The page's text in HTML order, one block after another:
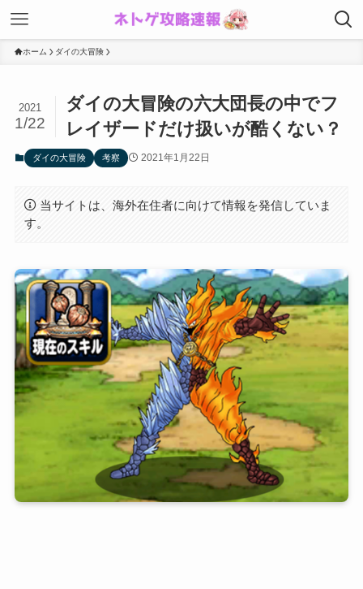
ホーム ダイの大冒険
ダイの大冒険の六大団長の中でフ
レイザードだけ扱いが酷くない？
2021
1/22
ダイの大冒険 考察 2021年1月22日
当サイトは、海外在住者に向けて情報を発信していま
す。